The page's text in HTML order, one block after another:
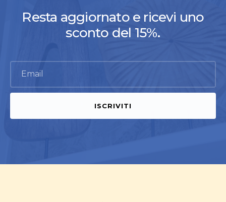
Resta aggiornato e ricevi uno
sconto del 15%.
Email
ISCRIVITI